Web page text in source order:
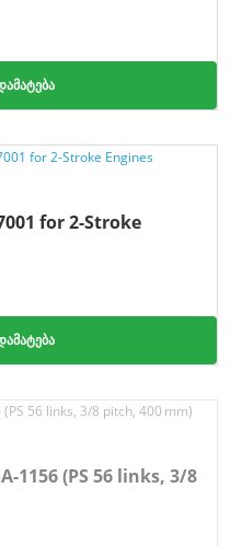
for 2-Stroke
1156 (PS 56 links, 3/8